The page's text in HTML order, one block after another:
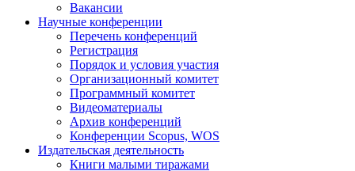
Вакансии
Научные конференции
Перечень конференций
Регистрация
Порядок и условия участия
Организационный комитет
Программный комитет
Видеоматериалы
Архив конференций
Конференции Scopus, WOS
Издательская деятельность
Книги малыми тиражами